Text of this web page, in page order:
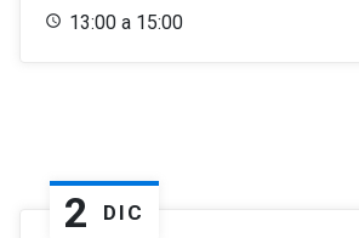
13:00 a 15:00
2 DIC